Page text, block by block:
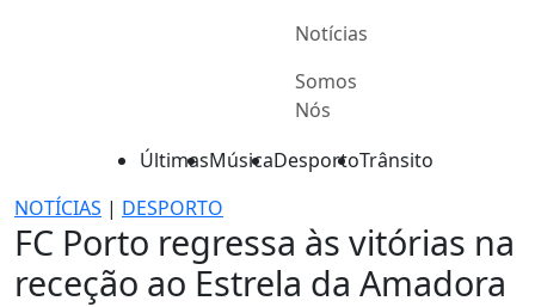
Notícias
Somos
Nós
ÚltimasMúsicaDesportoTrânsito
NOTÍCIAS | DESPORTO
FC Porto regressa às vitórias na
receção ao Estrela da Amadora